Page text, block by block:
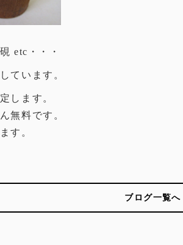
etc・・・
ています。
します。
無料です。
す。
ブログ一覧